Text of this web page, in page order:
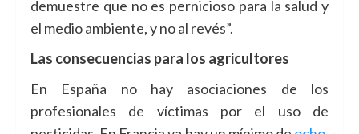
demuestre que no es pernicioso para la salud y
el medio ambiente, y no al revés”.
Las consecuencias para los agricultores
En España no hay asociaciones de los
profesionales de víctimas por el uso de